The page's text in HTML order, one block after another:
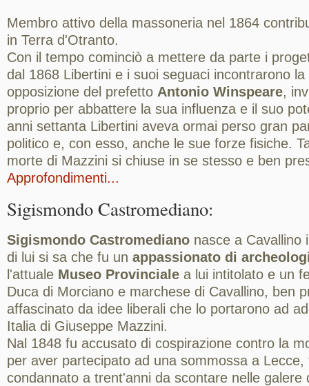
Membro attivo della massoneria nel 1864
in Terra d'Otranto.
Con il tempo cominciò a mettere da parte i
dal 1868 Libertini e i suoi seguaci incontrarono la
opposizione del prefetto Antonio Winspeare,
proprio per abbattere la sua influenza e il suo
anni settanta Libertini aveva ormai perso gran
politico e, con esso, anche le sue forze fisiche.
morte di Mazzini si chiuse in se stesso e ben
Approfondimenti...
Sigismondo Castromediano:
Sigismondo Castromediano nasce a Cavallino
di lui si sa che fu un appassionato di
l'attuale Museo Provinciale a lui intitolato e un
Duca di Morciano e marchese di Cavallino, ben
affascinato da idee liberali che lo portarono ad
Italia di Giuseppe Mazzini.
Nal 1848 fu accusato di cospirazione contro la
per aver partecipato ad una sommossa a
condannato a trent'anni da scontare nelle galere